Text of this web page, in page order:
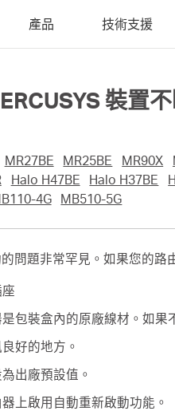
產品 技術支援
裝置
MR27BE MR25BE MR90X
Halo H47BE Halo H37BE
4G MB510-5G
問題非常罕見。如果您的路
包裝盒內的原廠線材。如
好的地方。
出廠預設值。
上啟用自動重新啟動功能。